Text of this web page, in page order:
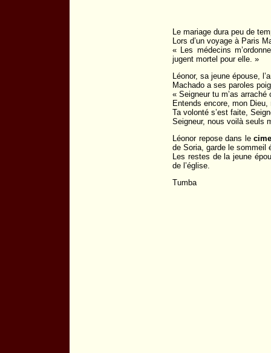
Le mariage dura peu de
Lors d’un voyage à Paris
« Les médecins
jugent mortel pour elle. »
Léonor, sa jeune épouse,
Machado a ses paroles
« Seigneur tu m’as arraché
Entends encore, mon
Ta volonté s’est faite,
Seigneur, nous voilà seuls
Léonor repose dans le
de Soria, garde le sommeil
Les restes de la jeune
de l’église.
Tumba